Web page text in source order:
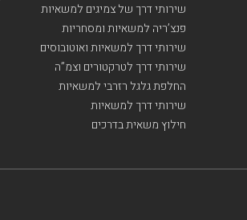
שירותי דרך של צמיגים למשאיות
פנצ’ריה למשאיות ומסחריות
שירותי דרך למשאיות ואוטובוסים
שירותי דרך לטרקטורים וצמ”ה
החלפת גלגל רזרבי למשאיות
שירותי דרך למשאיות
חילוץ משאית בדרכים